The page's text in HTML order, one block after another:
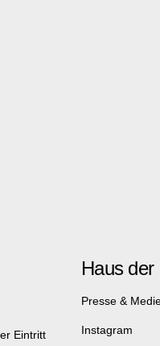
Eintritt
Haus
Presse &
Instagram